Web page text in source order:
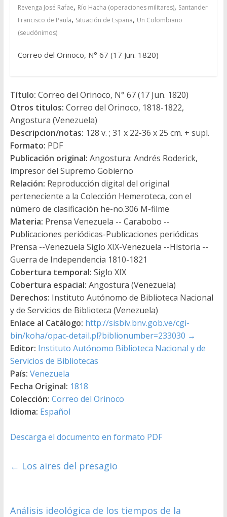
Revenga José Rafae, Río Hacha (operaciones militares), Santander
Francisco de Paula, Situación de España, Un Colombiano
(seudónimos)
Correo del Orinoco, N° 67 (17 Jun. 1820)
Título: Correo del Orinoco, N° 67 (17 Jun. 1820)
Otros titulos: Correo del Orinoco, 1818-1822,
Angostura (Venezuela)
Descripcion/notas: 128 v. ; 31 x 22-36 x 25 cm. + supl.
Formato: PDF
Publicación original: Angostura: Andrés Roderick,
impresor del Supremo Gobierno
Relación: Reproducción digital del original
perteneciente a la Colección Hemeroteca, con el
número de clasificación he-no.306 M-filme
Materia: Prensa Venezuela -- Carabobo --
Publicaciones periódicas-Publicaciones periódicas
Prensa --Venezuela Siglo XIX-Venezuela --Historia --
Guerra de Independencia 1810-1821
Cobertura temporal: Siglo XIX
Cobertura espacial: Angostura (Venezuela)
Derechos: Instituto Autónomo de Biblioteca Nacional
y de Servicios de Biblioteca (Venezuela)
Enlace al Catálogo: http://sisbiv.bnv.gob.ve/cgi-
bin/koha/opac-detail.pl?biblionumber=233030 →
Editor: Instituto Autónomo Biblioteca Nacional y de
Servicios de Bibliotecas
País: Venezuela
Fecha Original: 1818
Colección: Correo del Orinoco
Idioma: Español
Descarga el documento en formato PDF
← Los aires del presagio
Análisis ideológica de los tiempos de la